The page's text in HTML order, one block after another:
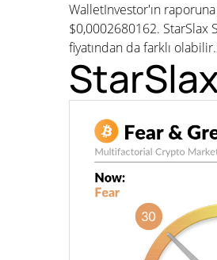
WalletInvestor'ın
$0,0002680162. StarSlax
fiyatından da farklı